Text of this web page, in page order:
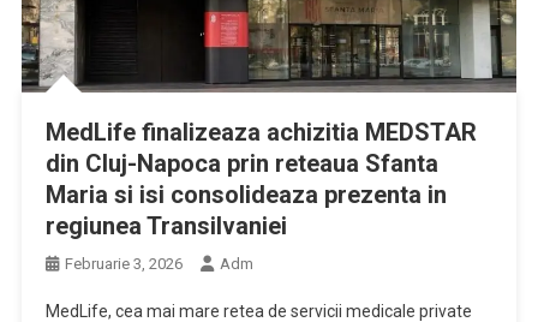
MedLife finalizeaza achizitia MEDSTAR
din Cluj-Napoca prin reteaua Sfanta
Maria si isi consolideaza prezenta in
regiunea Transilvaniei
Februarie 3, 2026 Adm
MedLife, cea mai mare retea de servicii medicale private